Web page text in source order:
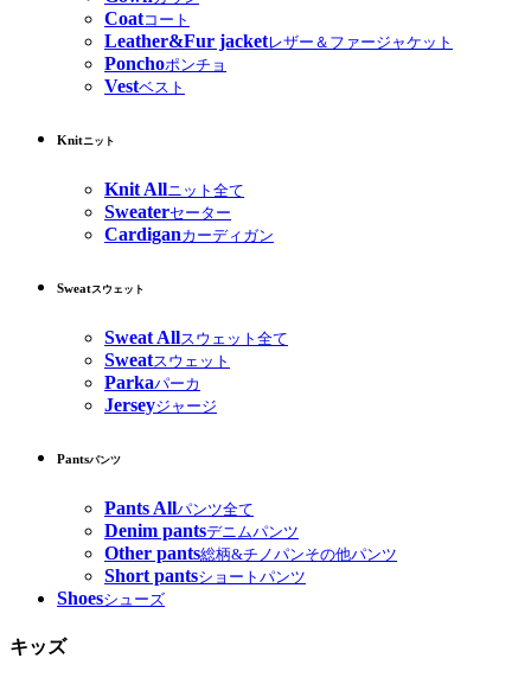
Coatコート
Leather&Fur jacketレザー＆ファージャケット
Ponchoポンチョ
Vestベスト
Knitニット
Knit Allニット全て
Sweaterセーター
Cardiganカーディガン
Sweatスウェット
Sweat Allスウェット全て
Sweatスウェット
Parkaパーカ
Jerseyジャージ
Pantsパンツ
Pants Allパンツ全て
Denim pantsデニムパンツ
Other pants総柄&チノパンその他パンツ
Short pantsショートパンツ
Shoesシューズ
キッズ